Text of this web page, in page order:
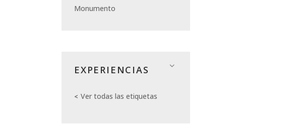
Monumento
EXPERIENCIAS
Ver todas las etiquetas